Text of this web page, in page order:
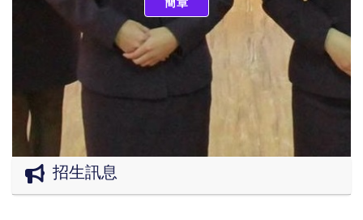
招生訊息